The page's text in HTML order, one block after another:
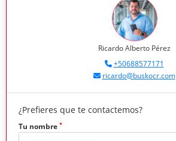
Ricardo Alberto Pérez
+50688577171
ricardo@buskocr.com
¿Prefieres que te contactemos?
Tu nombre *